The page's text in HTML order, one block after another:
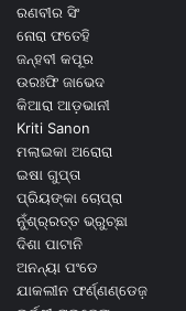
ରଣବୀର ସିଂ
ନୋରା ଫତେହି
ଜନ୍ହବୀ କପୂର
ଉରଃଫି ଜାଭେଦ
କିଆରା ଆଡ଼ଭାନୀ
Kriti Sanon
ମଲାଇକା ଅରୋରା
ଇଷା ଗୁପ୍ତା
ପ୍ରିୟଙ୍କା ଚୋପ୍ରା
ନୁଁଶ୍ର୍ରତ୍ତ ଭ୍ରୁଚ୍ଛା
ଦିଶା ପାଟାନି
ଅନନ୍ୟା ପଂଡେ
ଯାକଲୀନ ଫର୍ଣ୍ଣଣ୍ଡେଜ଼